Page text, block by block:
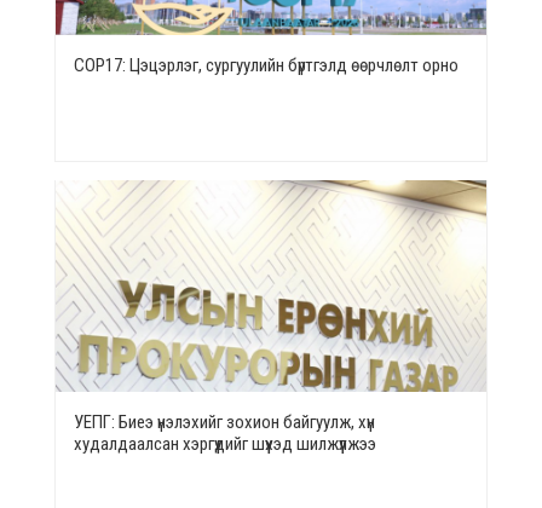
СОР17: Цэцэрлэг, сургуулийн бүртгэлд өөрчлөлт орно
УЕПГ: Биеэ үнэлэхийг зохион байгуулж, хүн
худалдаалсан хэргүүдийг шүүхэд шилжүүлжээ